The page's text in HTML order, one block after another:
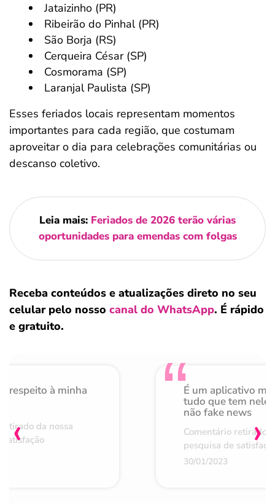
Jataizinho (PR)
Ribeirão do Pinhal (PR)
São Borja (RS)
Cerqueira César (SP)
Cosmorama (SP)
Laranjal Paulista (SP)
Esses feriados locais representam momentos
importantes para cada região, que costumam
aproveitar o dia para celebrações comunitárias ou
descanso coletivo.
Leia mais: Feriados de 2026 terão várias
oportunidades para emendas com folgas
Receba conteúdos e atualizações direto no seu
celular pelo nosso canal do WhatsApp. É rápido
e gratuito.
respeito à minha
da nossa
É um aplicativo
tudo que tem nele
não fake news
Comentário retirado
pesquisa de
30/01/2023
‹ ›